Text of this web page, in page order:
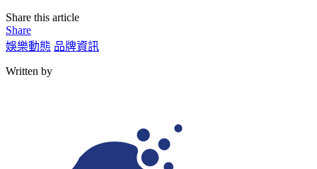
Share this article
Share
娛樂動態 品牌資訊
Written by